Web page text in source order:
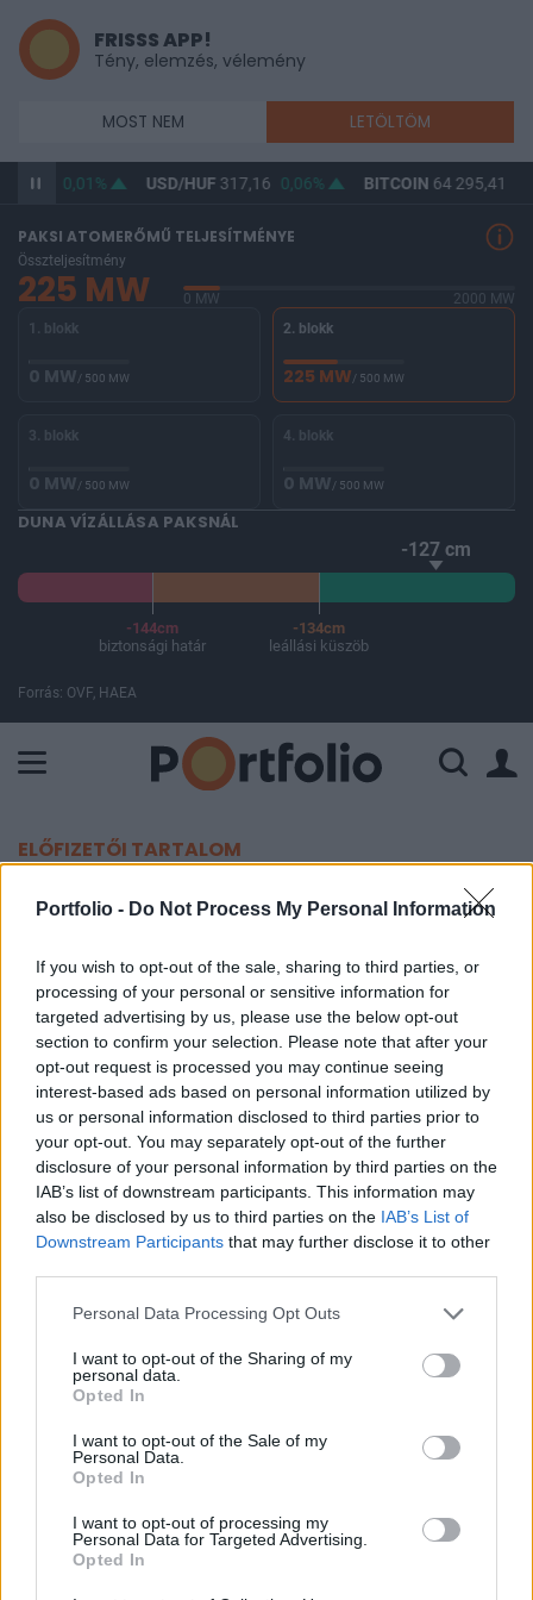
Portfolio - Do Not Process My Personal Information
If you wish to opt-out of the sale, sharing to third parties, or
processing of your personal or sensitive information for
targeted advertising by us, please use the below opt-out
section to confirm your selection. Please note that after your
opt-out request is processed you may continue seeing
interest-based ads based on personal information utilized by
us or personal information disclosed to third parties prior to
your opt-out. You may separately opt-out of the further
disclosure of your personal information by third parties on the
IAB’s list of downstream participants. This information may
also be disclosed by us to third parties on the IAB’s List of
Downstream Participants that may further disclose it to other
Personal Data Processing Opt Outs
I want to opt-out of the Sharing of my
personal data.
Opted In
I want to opt-out of the Sale of my
Personal Data.
Opted In
I want to opt-out of processing my
Personal Data for Targeted Advertising.
Opted In
FRISSS APP!
Tény, elemzés, vélemény
MOST NEM LETÖLTÖM
0,01% USD/HUF317,16 0,06% BITCOIN64 295,41
PAKSI ATOMERŐMŰ TELJESÍTMÉNYE
Összteljesítmény
225 MW 0 MW
2000 MW
1. blokk
0 MW/ 500 MW
2. blokk
225 MW/ 500 MW
3. blokk
0 MW/ 500 MW
4. blokk
0 MW/ 500 MW
DUNA VÍZÁLLÁSA PAKSNÁL
-127 cm
-144cm
biztonsági határ
-134cm
leállási küszöb
Forrás: OVF, HAEA
ELŐFIZETŐI TARTALOM
3.6%-os infláció - vártnál
Portfolio
2005. szeptember 13. 09:00
A piaci elemzők által várt 3.8% helyett 3.6%-kal
voltak magasabbak a fogyasztói árak
augusztusban az előző év azonos időszakánál.
Júliusban az infláció még 3.7%-os volt. Az adat
újabb lökést adhat az állampapírpiacnak a
kamatcsökkentési várakozások erősítésén
keresztül.
2005. augusztusban a fogyasztói árak egy hónap alatt
átlagosan 0.4%-kal csökkentek, 2004. augusztushoz
viszonyítva pedig 3.6%-kal növekedtek - közölte a KSH.
magasabbak az árak, mint az előző év azonos
időszakában. 1 hónap alatt - 2005. júliushoz viszonyítva -
árcsökkenés...